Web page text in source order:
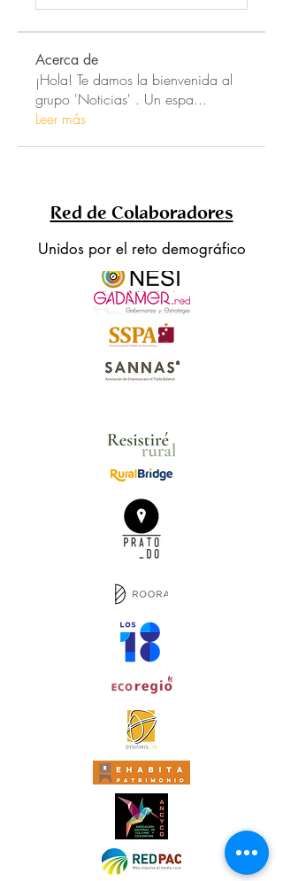
Acerca de
¡Hola! Te damos la bienvenida al
grupo 'Noticias' . Un espa...
Leer más
Red de Colaboradores
Unidos por el reto demográfico